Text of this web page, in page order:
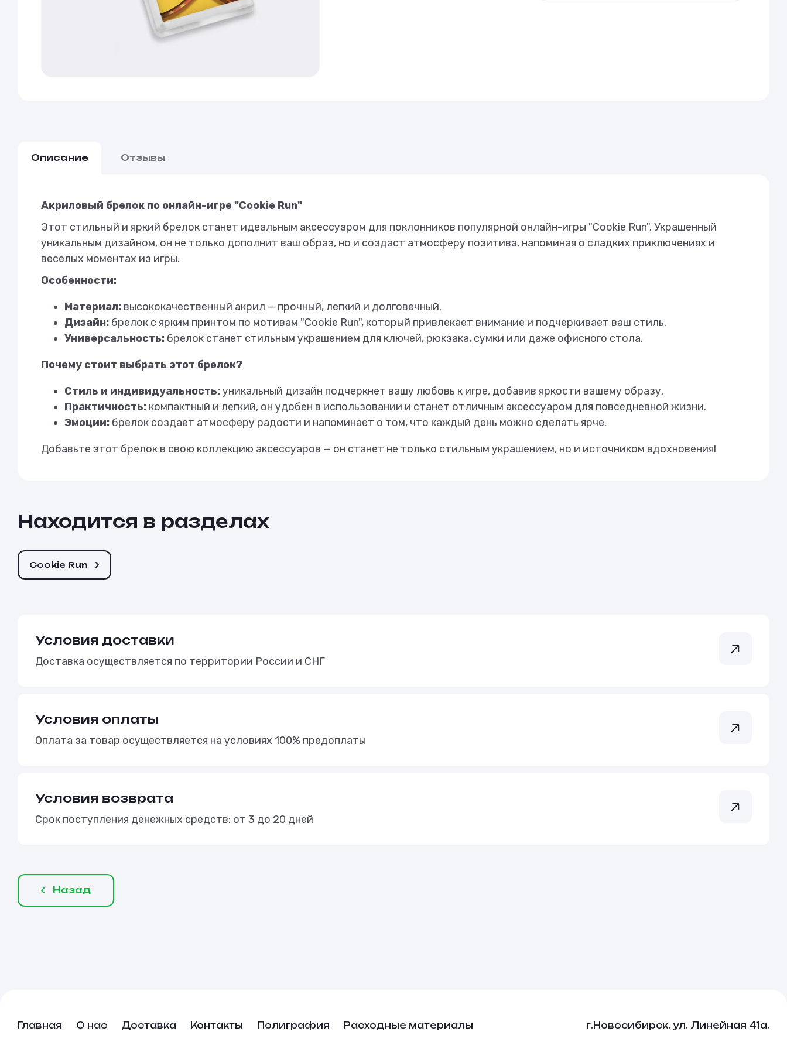
Описание Отзывы
Акриловый брелок по онлайн-игре "Cookie Run"
Этот стильный и яркий брелок станет идеальным аксессуаром для поклонников популярной онлайн-игры "Cookie Run". Украшенный
уникальным дизайном, он не только дополнит ваш образ, но и создаст атмосферу позитива, напоминая о сладких приключениях и
веселых моментах из игры.
Особенности:
Материал: высококачественный акрил — прочный, легкий и долговечный.
Дизайн: брелок с ярким принтом по мотивам "Cookie Run", который привлекает внимание и подчеркивает ваш стиль.
Универсальность: брелок станет стильным украшением для ключей, рюкзака, сумки или даже офисного стола.
Почему стоит выбрать этот брелок?
Стиль и индивидуальность:уникальный дизайн подчеркнет вашу любовь к игре, добавив яркости вашему образу.
Практичность: компактный и легкий, он удобен в использовании и станет отличным аксессуаром для повседневной жизни.
Эмоции: брелок создает атмосферу радости и напоминает о том, что каждый день можно сделать ярче.
Добавьте этот брелок в свою коллекцию аксессуаров — он станет не только стильным украшением, но и источником вдохновения!
Находится в разделах
Cookie Run
Условия доставки
Доставка осуществляется по территории России и СНГ
Условия оплаты
Оплата за товар осуществляется на условиях 100% предоплаты
Условия возврата
Срок поступления денежных средств: от 3 до 20 дней
Назад
Главная О нас Доставка Контакты Полиграфия Расходные материалы г.Новосибирск, ул. Линейная 41а.